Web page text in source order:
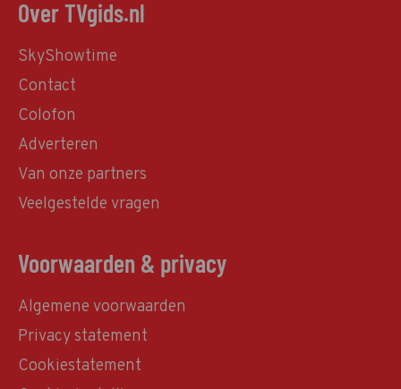
Over TVgids.nl
SkyShowtime
Contact
Colofon
Adverteren
Van onze partners
Veelgestelde vragen
Voorwaarden & privacy
Algemene voorwaarden
Privacy statement
Cookiestatement